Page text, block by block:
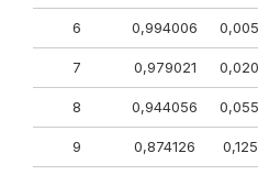
6 0,994006
7 0,979021
8 0,944056
9 0,874126